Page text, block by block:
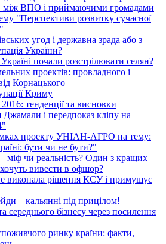
між ВПО і приймаючими громадами
"Перспективи розвитку сучасної
угод і державна зрада або з
України?
почали розстрілювати селян?
проектів: провладного і
Корнацького
Криму
тенденції та висновки
і передпоказ кліпу на
проекту УНІАН-АГРО на тему:
бути чи не бути?"
– міф чи реальність? Один з кращих
вивести в офшор?
виконала рішення КСУ і примушує
– кальянні під прицілом!
середнього бізнесу через посилення
ринку країни: факти,